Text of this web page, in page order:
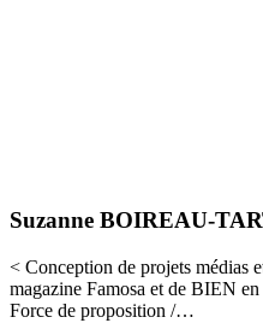
Suzanne BOIREAU-
< Conception de projets médias
magazine Famosa et de BIEN
Force de proposition /…